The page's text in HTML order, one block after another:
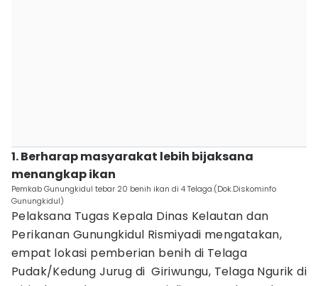
1. Berharap masyarakat lebih bijaksana
menangkap ikan
Pemkab Gunungkidul tebar 20 benih ikan di 4 Telaga.(Dok.Diskominfo
Gunungkidul)
Pelaksana Tugas Kepala Dinas Kelautan dan
Perikanan Gunungkidul Rismiyadi mengatakan,
empat lokasi pemberian benih di Telaga
Pudak/Kedung Jurug di Giriwungu, Telaga Ngurik di